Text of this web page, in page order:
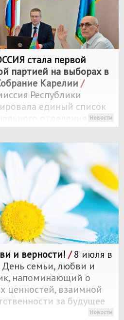
стала первой
партией на выборах в
Карелии /
Республики
единый список
РОССИЯна выборах
Собрания
Новости
и верности! /8 июля в
День семьи, любви и
напоминающий о
ценностей, взаимной
за будущее
Новости